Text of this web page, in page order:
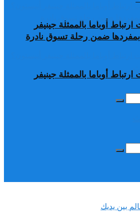
أوباما بالممثلة جينيفر
ضمن رحلة تسوق نادرة
أوباما بالممثلة جينيفر